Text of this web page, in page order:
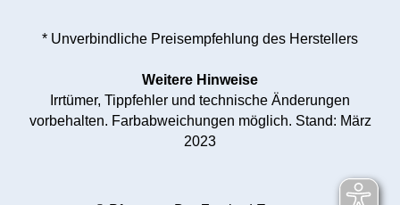
* Unverbindliche Preisempfehlung des Herstellers
Weitere Hinweise
Irrtümer, Tippfehler und technische Änderungen
vorbehalten. Farbabweichungen möglich. Stand: März
2023